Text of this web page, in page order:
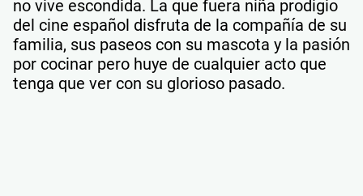
no vive escondida. La que fuera niña prodigio
del cine español disfruta de la compañía de su
familia, sus paseos con su mascota y la pasión
por cocinar pero huye de cualquier acto que
tenga que ver con su glorioso pasado.